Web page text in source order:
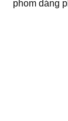
phom dáng